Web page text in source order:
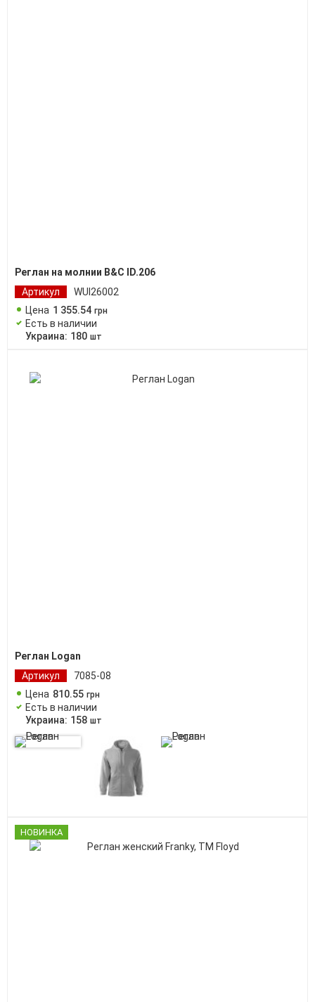
Реглан на молнии B&C ID.206
Артикул
WUI26002
Цена 1 355.54 грн
Есть в наличии
Украина: 180 шт
Реглан Logan
Артикул
7085-08
Цена 810.55 грн
Есть в наличии
Украина: 158 шт
НОВИНКА